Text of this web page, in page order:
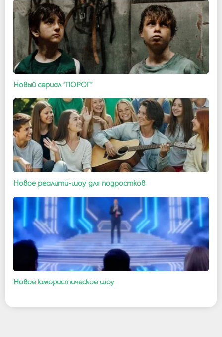
Новый сериал “ПОРОГ”
Новое реалити-шоу для подростков
Новое юмористическое шоу